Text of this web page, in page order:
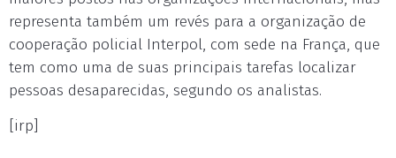
representa também um revés para a organização de
cooperação policial Interpol, com sede na França, que
tem como uma de suas principais tarefas localizar
pessoas desaparecidas, segundo os analistas.
[irp]